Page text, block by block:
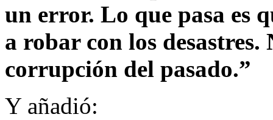
un error. Lo que pasa es
a robar con los desastres.
corrupción del pasado.”
Y añadió: